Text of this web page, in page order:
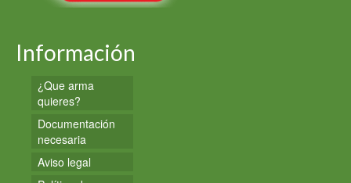
Información
¿Que arma
quieres?
Documentación
necesaria
Aviso legal